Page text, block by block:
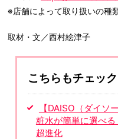
※店舗によって取り扱いの種
取材・文／西村絵津子
こちらもチェック
【DAISO（ダイソ
粧水が簡単に選べ
超進化